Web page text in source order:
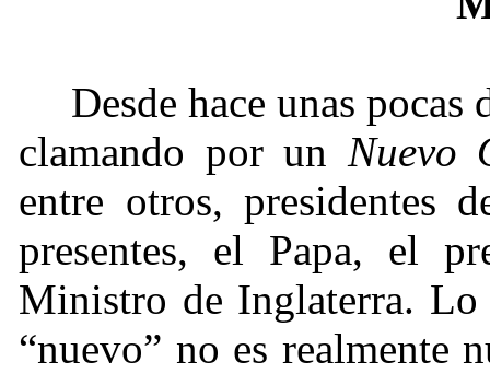
Desde hace unas pocas
clamando por un Nuevo
entre otros, presidentes
presentes, el Papa, el
Ministro de Inglaterra. Lo
“nuevo” no es realmente